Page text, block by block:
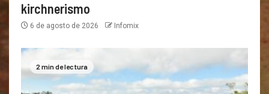
kirchnerismo
6 de agosto de 2026 Infomix
2 min de lectura